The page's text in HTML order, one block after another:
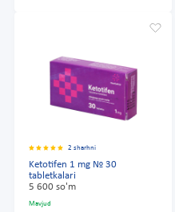
2 sharhni
Ketotifen 1 mg № 30
tabletkalari
5 600 so'm
Mavjud